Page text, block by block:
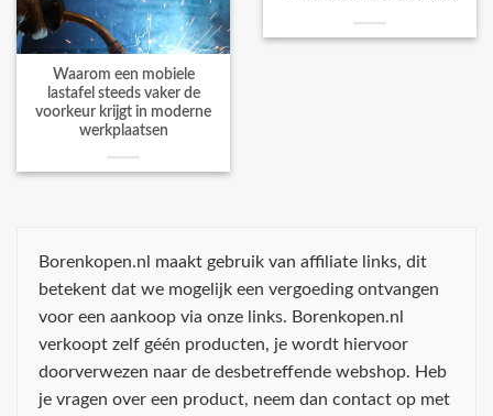
Waarom een mobiele
lastafel steeds vaker de
voorkeur krijgt in moderne
werkplaatsen
Borenkopen.nl maakt gebruik van affiliate links, dit
betekent dat we mogelijk een vergoeding ontvangen
voor een aankoop via onze links. Borenkopen.nl
verkoopt zelf géén producten, je wordt hiervoor
doorverwezen naar de desbetreffende webshop. Heb
je vragen over een product, neem dan contact op met